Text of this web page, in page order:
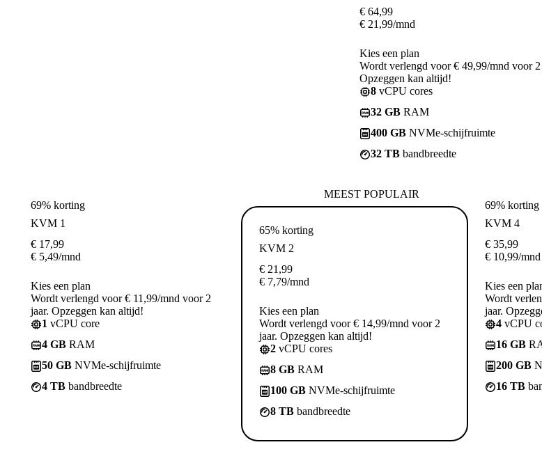
€ 64,99
€ 21,99/mnd
Kies een plan
Wordt verlengd voor € 49,99/mnd voor 2
Opzeggen kan altijd!
8 vCPU cores
32 GB RAM
400 GB NVMe-schijfruimte
32 TB bandbreedte
69% korting
KVM 1
€ 17,99
€ 5,49/mnd
Kies een plan
Wordt verlengd voor € 11,99/mnd voor 2
jaar. Opzeggen kan altijd!
1 vCPU core
4 GB RAM
50 GB NVMe-schijfruimte
4 TB bandbreedte
MEEST POPULAIR
65% korting
KVM 2
€ 21,99
€ 7,79/mnd
Kies een plan
Wordt verlengd voor € 14,99/mnd voor 2
jaar. Opzeggen kan altijd!
2 vCPU cores
8 GB RAM
100 GB NVMe-schijfruimte
8 TB bandbreedte
69% korting
KVM 4
€ 35,99
€ 10,99/mnd
Kies een
Wordt
jaar.
4 vCPU
16 GB
200 GB
16 TB